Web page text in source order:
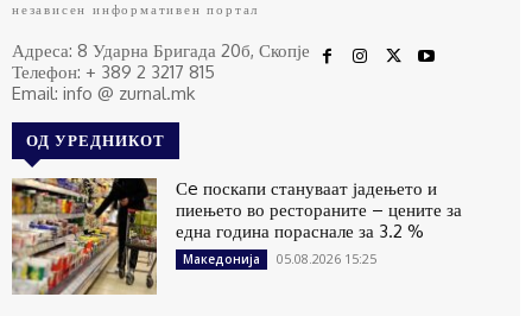
независен информативен портал
Адреса: 8 Ударна Бригада 20б, Скопје
Телефон: + 389 2 3217 815
Email: info @ zurnal.mk
ОД УРЕДНИКОТ
Сe поскапи стануваат јадењето и
пиењето во рестораните – цените за
една година пораснале за 3.2 %
Македонија 05.08.2026 15:25